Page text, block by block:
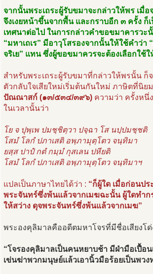
จากนั้นพระเถระผู้รับขมาจะกล่าวให้พร เมื่
จึงเงยหน้าขึ้นจากพื้น และกราบอีก ๓ ครั้ง
เทศนาต่อไป ในการกล่าวคำขอขมาคารวะ
“มหาเถเร” มีอาวุโสรองจากนั้นให้ใช้คำว่า
จริเย” แทน ซึ่งผู้ขอขมาควรจะต้องเลือกใช้
สำหรับพระเถระผู้รับขมาที่กล่าวให้พรนั้น
ตัวกลับใจเสียใหม่เริ่มต้นกันใหม่ ภาษิตที่นิย
ปัณณาสก์ (๑๓/๕๓๔/๓๙๖) ความว่า ครั้งหนึ่
ในเวลานั้นว่า
โย จ ปุพฺเพ ปมชฺชิตฺวา ปจฺฉา โส นปฺปมชฺชติ
โสมํ โลกํ ปภาเสติ อพฺภามุตฺโตว จนฺทิมา
ยสฺส ปาปํ กตํ กมฺมํ กุสเลน ปหียติ
โสมํ โลกํ ปภาเสติ อพฺภามุตฺโตว จนฺทิมาฯ
แปลเป็นภาษาไทยได้ว่า : “ก็ผู้ใด เมื่อก่อนป
พระจันทร์ซึ่งพ้นแล้วจากเมฆฉะนั้น ผู้ใดทำ
ให้สว่าง ดุจพระจันทร์ซึ่งพ้นแล้วจากเมฆ”
พระองคุลิมาลคืออดีตมหาโจรที่มีชื่อเสียงโ
“โจรองคุลิมาลเป็นคนหยาบช้า มีฝ่ามือเปื้อ
เข่นฆ่าพวกมนุษย์แล้วเอานิ้วมือร้อยเป็นพวง